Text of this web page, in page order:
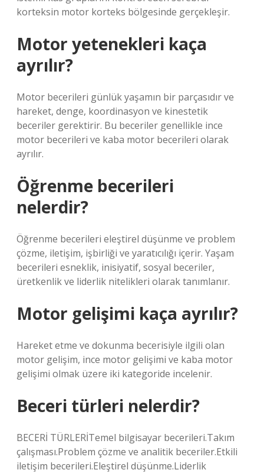
korteksin motor korteks bölgesinde gerçekleşir.
Motor yetenekleri kaça
ayrılır?
Motor becerileri günlük yaşamın bir parçasıdır ve
hareket, denge, koordinasyon ve kinestetik
beceriler gerektirir. Bu beceriler genellikle ince
motor becerileri ve kaba motor becerileri olarak
ayrılır.
Öğrenme becerileri
nelerdir?
Öğrenme becerileri eleştirel düşünme ve problem
çözme, iletişim, işbirliği ve yaratıcılığı içerir. Yaşam
becerileri esneklik, inisiyatif, sosyal beceriler,
üretkenlik ve liderlik nitelikleri olarak tanımlanır.
Motor gelişimi kaça ayrılır?
Hareket etme ve dokunma becerisiyle ilgili olan
motor gelişim, ince motor gelişimi ve kaba motor
gelişimi olmak üzere iki kategoride incelenir.
Beceri türleri nelerdir?
BECERİ TÜRLERİTemel bilgisayar becerileri.Takım
çalışması.Problem çözme ve analitik beceriler.Etkili
iletişim becerileri.Eleştirel düşünme.Liderlik